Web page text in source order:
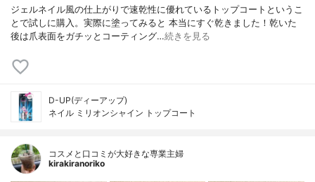
ジェルネイル風の仕上がりで速乾性に優れているトップコートというこ
とで試しに購入。実際に塗ってみると 本当にすぐ乾きました！乾いた
後は爪表面をガチッとコーティング…続きを見る
D-UP(ディーアップ)
ネイル ミリオンシャイン トップコート
コスメと口コミが大好きな専業主婦
kirakiranoriko